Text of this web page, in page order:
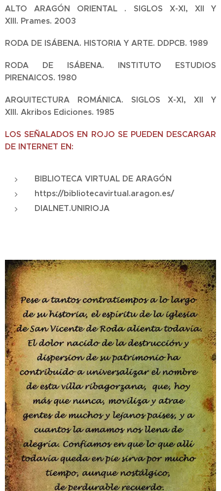
ALTO ARAGÓN ORIENTAL . SIGLOS X-XI, XII Y
XIII. Prames. 2003
RODA DE ISÁBENA. HISTORIA Y ARTE. DDPCB. 1989
RODA DE ISÁBENA. INSTITUTO ESTUDIOS
PIRENAICOS. 1980
ARQUITECTURA ROMÁNICA. SIGLOS X-XI, XII Y
XIII. Akribos Ediciones. 1985
LOS SEÑALADOS EN ROJO SE PUEDEN DESCARGAR
DE INTERNET EN:
BIBLIOTECA VIRTUAL DE ARAGÓN
https://bibliotecavirtual.aragon.es/
DIALNET.UNIRIOJA